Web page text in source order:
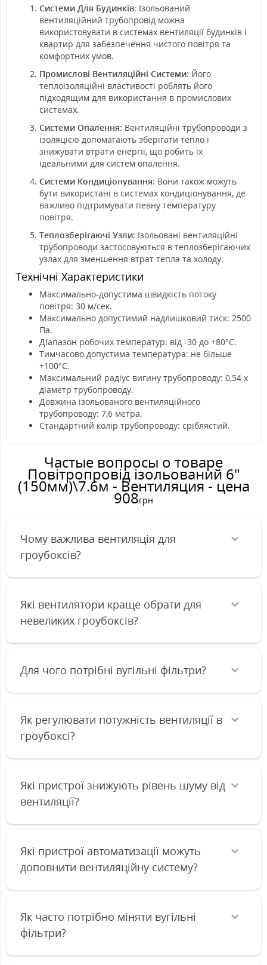
Системи Для Будинків: Ізольований
вентиляційний трубопровід можна
використовувати в системах вентиляції будинків і
квартир для забезпечення чистого повітря та
комфортних умов.
Промислові Вентиляційні Системи: Його
теплоізоляційні властивості роблять його
підходящим для використання в промислових
системах.
Системи Опалення: Вентиляційні трубопроводи з
ізоляцією допомагають зберігати тепло і
знижувати втрати енергії, що робить їх
ідеальними для систем опалення.
Системи Кондиціонування: Вони також можуть
бути використані в системах кондиціонування, де
важливо підтримувати певну температуру
повітря.
Теплозберігаючі Узли: Ізольовані вентиляційні
трубопроводи застосовуються в теплозберігаючих
узлах для зменшення втрат тепла та холоду.
Технічні Характеристики
Максимально-допустима швидкість потоку
повітря: 30 м/сек.
Максимально допустимий надлишковий тиск: 2500
Па.
Діапазон робочих температур: від -30 до +80°C.
Тимчасово допустима температура: не більше
+100°C.
Максимальний радіус вигину трубопроводу: 0,54 х
діаметр трубопроводу.
Довжина ізольованого вентиляційного
трубопроводу: 7,6 метра.
Стандартний колір трубопроводу: сріблястий.
Частые вопросы о товаре
Повітропровід ізольований 6"
(150мм)\7.6м - Вентиляция - цена
908грн
Чому важлива вентиляція для
гроубоксів?
Які вентилятори краще обрати для
невеликих гроубоксів?
Для чого потрібні вугільні фільтри?
Як регулювати потужність вентиляції в
гроубоксі?
Які пристрої знижують рівень шуму від
вентиляції?
Які пристрої автоматизації можуть
доповнити вентиляційну систему?
Як часто потрібно міняти вугільні
фільтри?